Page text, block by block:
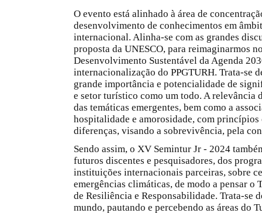
O evento está alinhado à área de
desenvolvimento de conhecimentos em
internacional. Alinha-se com as grandes
proposta da UNESCO, para reimaginarmos
Desenvolvimento Sustentável da Agenda
internacionalização do PPGTURH. Trata-se
grande importância e potencialidade de
e setor turístico como um todo. A relevância
das temáticas emergentes, bem como a
hospitalidade e amorosidade, com princípios
diferenças, visando a sobrevivência, pela
Sendo assim, o XV Semintur Jr - 2024
futuros discentes e pesquisadores, dos
instituições internacionais parceiras, sobre
emergências climáticas, de modo a pensar o
de Resiliência e Responsabilidade. Trata-se
mundo, pautando e percebendo as áreas do